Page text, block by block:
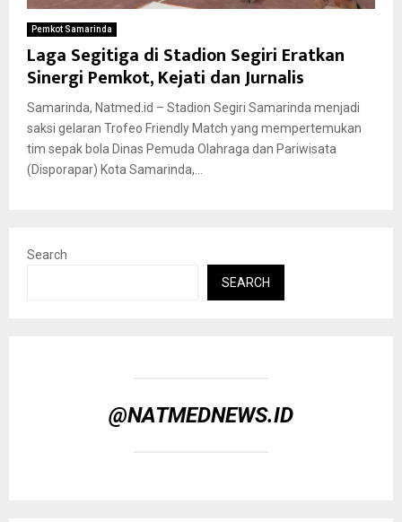
Pemkot Samarinda
Laga Segitiga di Stadion Segiri Eratkan
Sinergi Pemkot, Kejati dan Jurnalis
Samarinda, Natmed.id – Stadion Segiri Samarinda menjadi
saksi gelaran Trofeo Friendly Match yang mempertemukan
tim sepak bola Dinas Pemuda Olahraga dan Pariwisata
(Disporapar) Kota Samarinda,...
Search
SEARCH
@NATMEDNEWS.ID